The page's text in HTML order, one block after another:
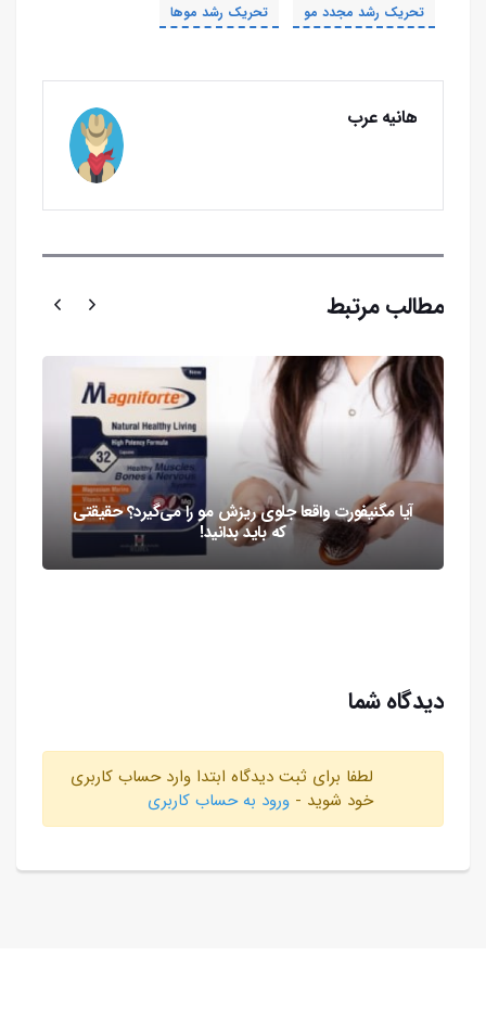
تحریک رشد مجدد مو
تحریک رشد موها
هانیه عرب
مطالب مرتبط
آیا مگنیفورت واقعا جلوی ریزش مو را می‌گیرد؟ حقیقتی
که باید بدانید!
دیدگاه شما
لطفا برای ثبت دیدگاه ابتدا وارد حساب کاربری
خود شوید - ورود به حساب کاربری